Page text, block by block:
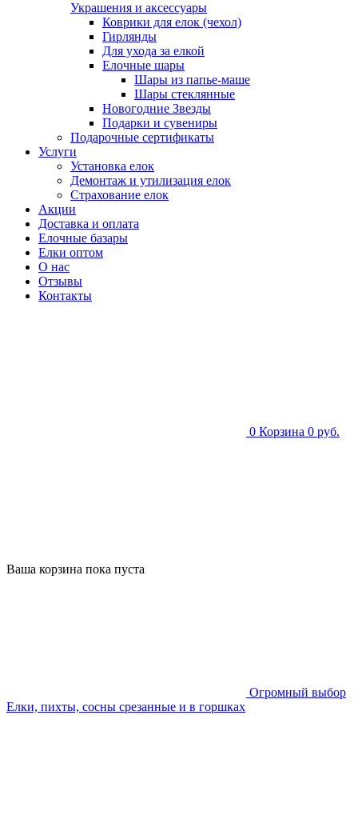
Украшения и аксессуары
Коврики для елок (чехол)
Гирлянды
Для ухода за елкой
Елочные шары
Шары из папье-маше
Шары стеклянные
Новогодние Звезды
Подарки и сувениры
Подарочные сертификаты
Услуги
Установка елок
Демонтаж и утилизация елок
Страхование елок
Акции
Доставка и оплата
Елочные базары
Елки оптом
О нас
Отзывы
Контакты
0 Корзина 0 руб.
Ваша корзина пока пуста
Огромный выбор
Елки, пихты, сосны срезанные и в горшках